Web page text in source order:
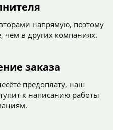
напрямую, поэтому
в других компаниях.
заказа
предоплату, наш
к написанию работы